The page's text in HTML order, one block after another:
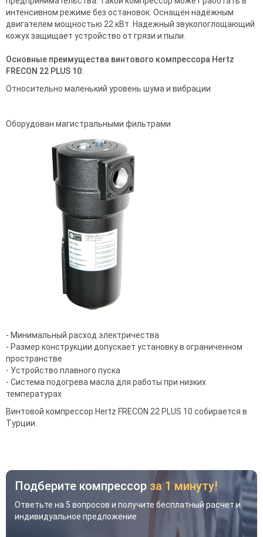
интенсивном режиме без остановок. Оснащён надёжным
двигателем мощностью 22 кВт. Надежный звукопоглощающий
кожух защищает устройство от грязи и пыли.
Основные преимущества винтового компрессора Hertz
FRECON 22 PLUS 10:
Относительно маленький уровень шума и вибрации
Оборудован магистральными фильтрами
- Минимальный расход электричества
- Размер конструкции допускает установку в ограниченном
пространстве
- Устройство плавного пуска
- Система подогрева масла для работы при низких
температурах
Винтовой компрессор Hertz FRECON 22 PLUS 10 собирается в
Турции.
Подберите компрессор за 1 минуту!
Ответьте на 5 вопросов и получите бесплатный расчет и
индивидуальное предложение